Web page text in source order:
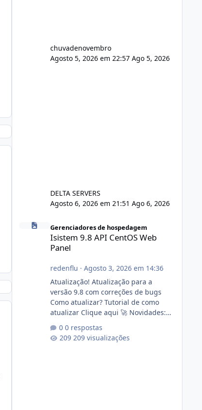
chuvadenovembro
Agosto 5, 2026 em 22:57 Ago 5, 2026
DELTA SERVERS
Agosto 6, 2026 em 21:51 Ago 6, 2026
Isistem 9.8 API CentOS Web Panel
Gerenciadores de hospedagem
Isistem 9.8 API CentOS Web
Panel
redenflu · Agosto 3, 2026 em 14:36
Atualização! Atualização para a
versão 9.8 com correções de bugs
Como atualizar? Tutorial de como
atualizar Clique aqui 🚀 Novidades:
publico para consulta de sub.dominio
autorizado a usasr o isistem:
0 respostas
209 visualizações